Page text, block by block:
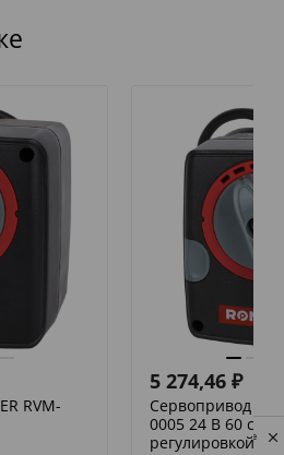
RVM-
5 274,46 ₽
Сервопривод
0005 24 В 60
регулировкой по
Privacy notice